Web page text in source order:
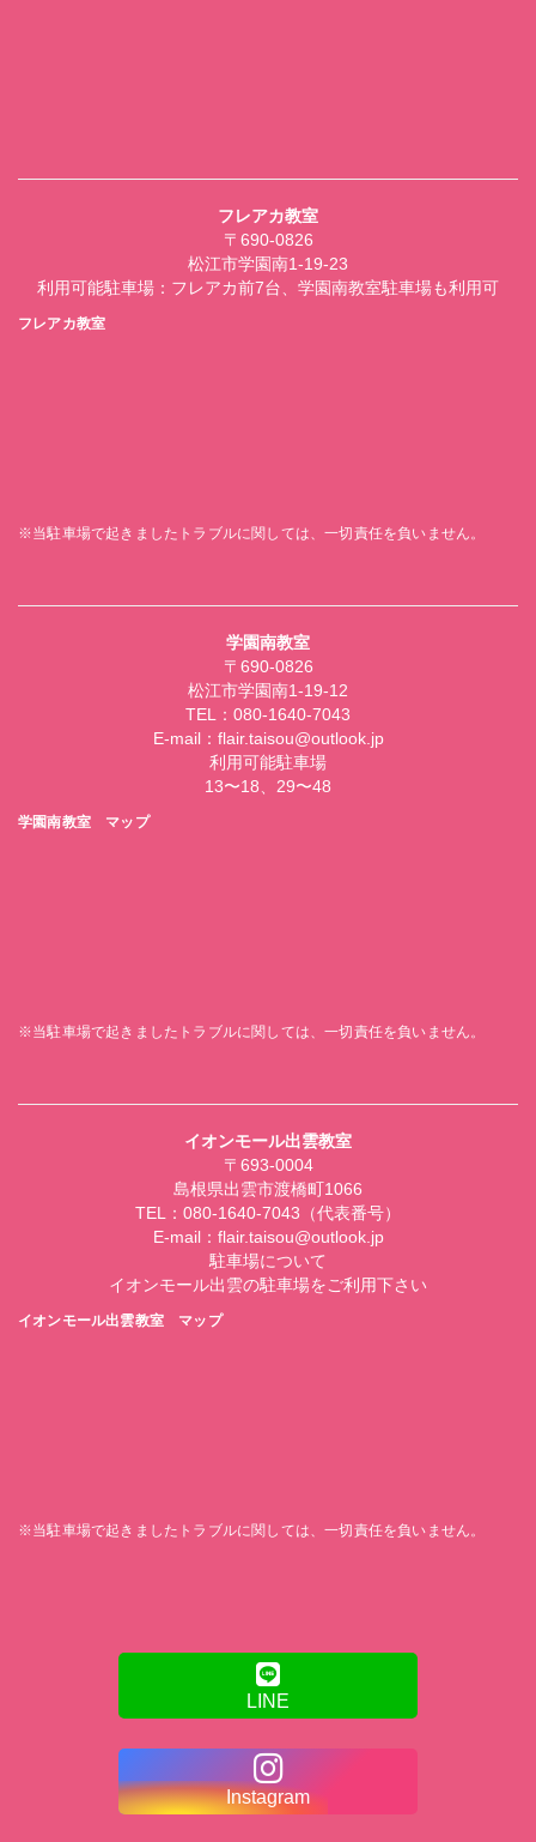
フレアカ教室
〒690-0826
松江市学園南1-19-23
利用可能駐車場：フレアカ前7台、学園南教室駐車場も利用可
フレアカ教室
※当駐車場で起きましたトラブルに関しては、一切責任を負いません。
学園南教室
〒690-0826
松江市学園南1-19-12
TEL：080-1640-7043
E-mail：flair.taisou@outlook.jp
利用可能駐車場
13〜18、29〜48
学園南教室 マップ
※当駐車場で起きましたトラブルに関しては、一切責任を負いません。
イオンモール出雲教室
〒693-0004
島根県出雲市渡橋町1066
TEL：080-1640-7043（代表番号）
E-mail：flair.taisou@outlook.jp
駐車場について
イオンモール出雲の駐車場をご利用下さい
イオンモール出雲教室 マップ
※当駐車場で起きましたトラブルに関しては、一切責任を負いません。
LINE
Instagram